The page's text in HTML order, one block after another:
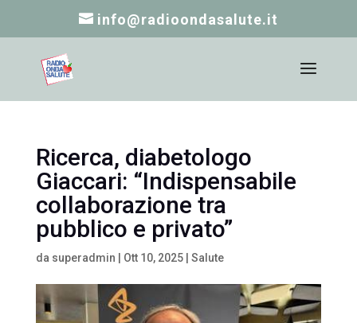
info@radioondasalute.it
Ricerca, diabetologo
Giaccari: “Indispensabile
collaborazione tra
pubblico e privato”
da superadmin Ott 10, 2025| Salute